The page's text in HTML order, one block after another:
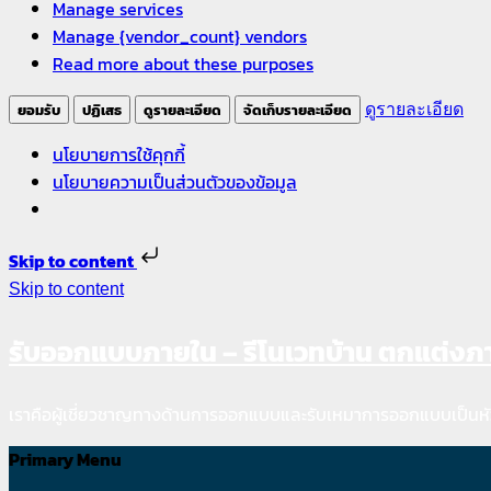
Manage services
Manage {vendor_count} vendors
Read more about these purposes
ยอมรับ ปฏิเสธ ดูรายละเอียด จัดเก็บรายละเอียด ดูรายละเอียด
นโยบายการใช้คุกกี้
นโยบายความเป็นส่วนตัวของข้อมูล
Skip to content
Skip to content
Primary Menu